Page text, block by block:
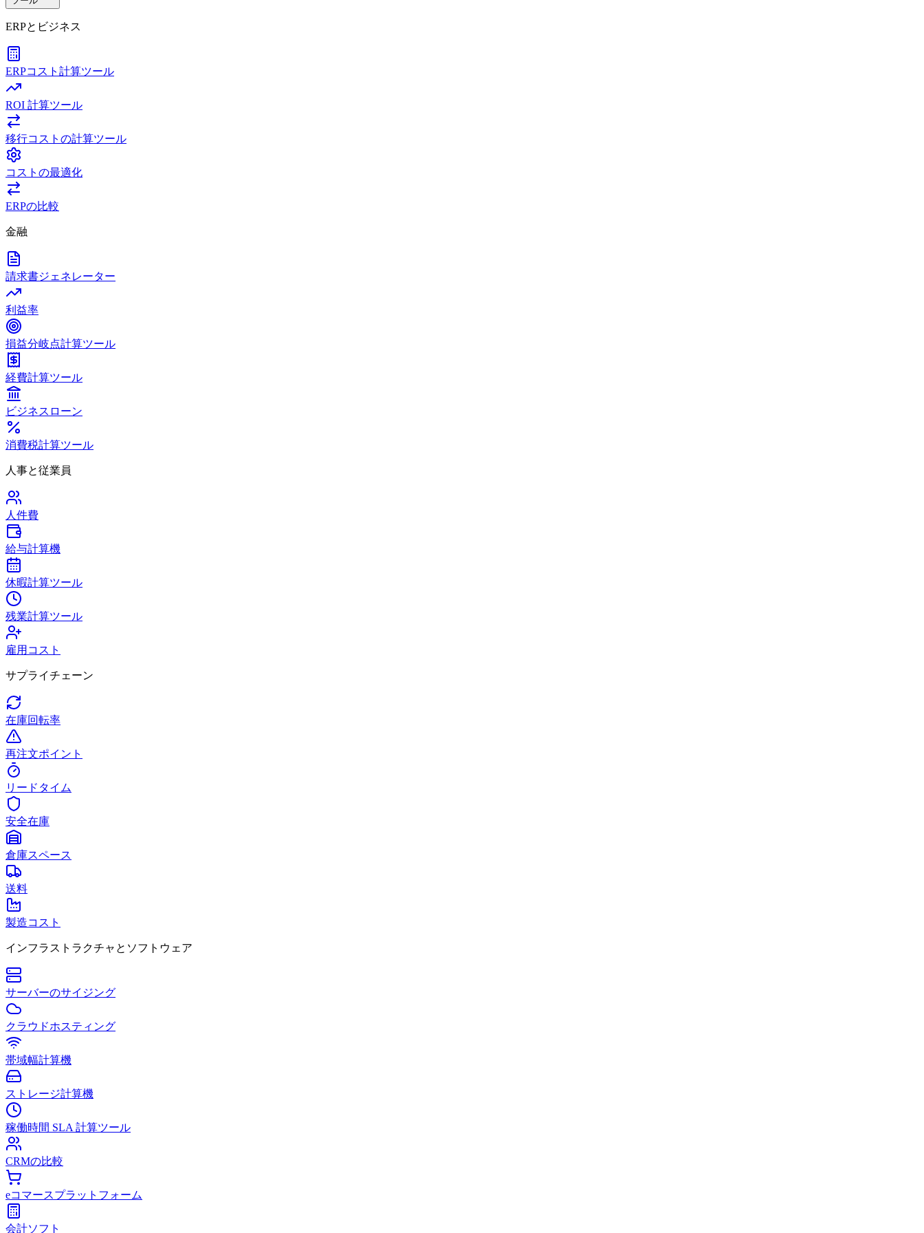
ERPとビジネス
ERPコスト計算ツール
ROI 計算ツール
移行コストの計算ツール
コストの最適化
ERPの比較
金融
請求書ジェネレーター
利益率
損益分岐点計算ツール
経費計算ツール
ビジネスローン
消費税計算ツール
人事と従業員
人件費
給与計算機
休暇計算ツール
残業計算ツール
雇用コスト
サプライチェーン
在庫回転率
再注文ポイント
リードタイム
安全在庫
倉庫スペース
送料
製造コスト
インフラストラクチャとソフトウェア
サーバーのサイジング
クラウドホスティング
帯域幅計算機
ストレージ計算機
稼働時間 SLA 計算ツール
CRMの比較
eコマースプラットフォーム
会計ソフト